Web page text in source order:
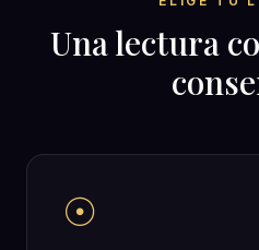
Una lectura
☉